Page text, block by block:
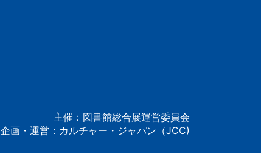
主催：図書館総合展運営委員会
企画・運営：カルチャー・ジャパン（JCC)